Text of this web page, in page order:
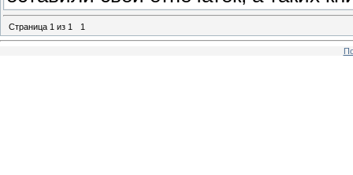
Страница 1 из 1 1